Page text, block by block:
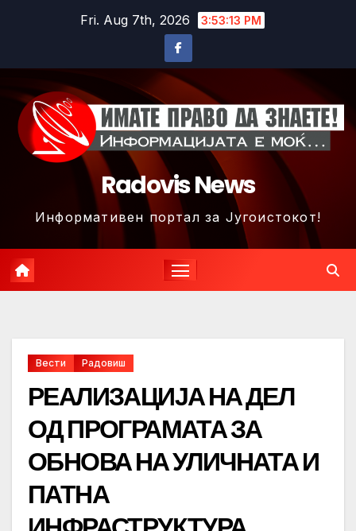
Fri. Aug 7th, 2026 3:53:16 PM
Radovis News
Информативен портал за Југоистокот!
Вести Радовиш
РЕАЛИЗАЦИЈА НА ДЕЛ
ОД ПРОГРАМАТА ЗА
ОБНОВА НА УЛИЧНАТА И
ПАТНА